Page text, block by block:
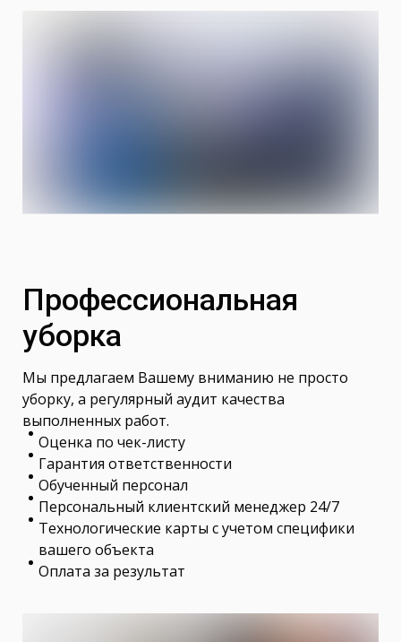
Профессиональная
уборка
Мы предлагаем Вашему вниманию не просто
уборку, а регулярный аудит качества
выполненных работ.
Оценка по чек-листу
Гарантия ответственности
Обученный персонал
Персональный клиентский менеджер 24/7
Технологические карты с учетом специфики
вашего объекта
Оплата за результат